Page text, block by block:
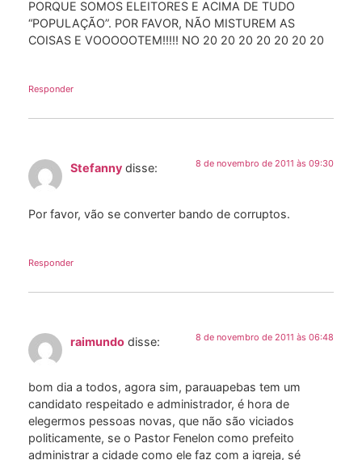
PORQUE SOMOS ELEITORES E ACIMA DE TUDO
“POPULAÇÃO”. POR FAVOR, NÃO MISTUREM AS
COISAS E VOOOOOTEM!!!!! NO 20 20 20 20 20 20 20
Responder
Stefanny disse: 8 de novembro de 2011 às 09:30
Por favor, vão se converter bando de corruptos.
Responder
raimundo disse: 8 de novembro de 2011 às 06:48
bom dia a todos, agora sim, parauapebas tem um
candidato respeitado e administrador, é hora de
elegermos pessoas novas, que não são viciados
politicamente, se o Pastor Fenelon como prefeito
administrar a cidade como ele faz com a igreja, sé